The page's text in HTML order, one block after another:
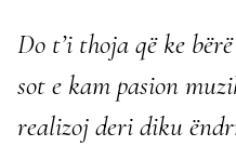
Do t’i thoja që ke
sot e kam pasion
realizoj deri diku